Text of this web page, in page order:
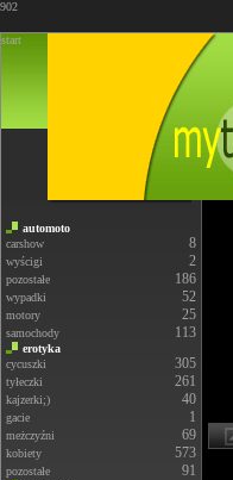
902
start
automoto
carshow
8
wyścigi 2
pozostałe 186
wypadki 52
motory 25
samochody 113
erotyka
cycuszki
305
tyłeczki 261
kajzerki;) 40
gacie 1
meżczyźni 69
kobiety 573
pozostałe 91